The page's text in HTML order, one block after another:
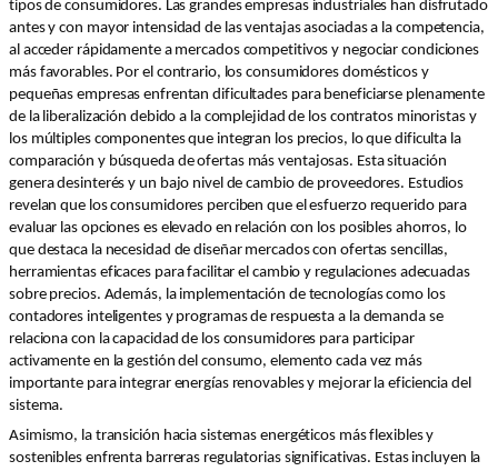
tipos de consumidores. Las grandes empresas industriales han disfrutado
antes y con mayor intensidad de las ventajas asociadas a la competencia,
al acceder rápidamente a mercados competitivos y negociar condiciones
más favorables. Por el contrario, los consumidores domésticos y
pequeñas empresas enfrentan dificultades para beneficiarse plenamente
de la liberalización debido a la complejidad de los contratos minoristas y
los múltiples componentes que integran los precios, lo que dificulta la
comparación y búsqueda de ofertas más ventajosas. Esta situación
genera desinterés y un bajo nivel de cambio de proveedores. Estudios
revelan que los consumidores perciben que el esfuerzo requerido para
evaluar las opciones es elevado en relación con los posibles ahorros, lo
que destaca la necesidad de diseñar mercados con ofertas sencillas,
herramientas eficaces para facilitar el cambio y regulaciones adecuadas
sobre precios. Además, la implementación de tecnologías como los
contadores inteligentes y programas de respuesta a la demanda se
relaciona con la capacidad de los consumidores para participar
activamente en la gestión del consumo, elemento cada vez más
importante para integrar energías renovables y mejorar la eficiencia del
sistema.
Asimismo, la transición hacia sistemas energéticos más flexibles y
sostenibles enfrenta barreras regulatorias significativas. Estas incluyen la